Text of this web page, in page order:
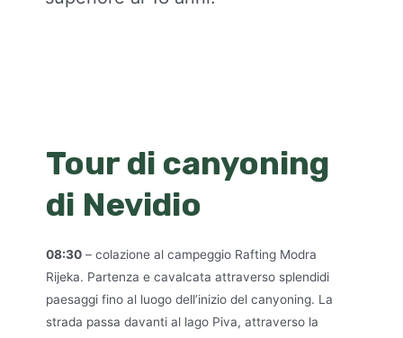
Tour di canyoning
di Nevidio
08:30– colazione al campeggio Rafting Modra
Rijeka. Partenza e cavalcata attraverso splendidi
paesaggi fino al luogo dell’inizio del canyoning. La
strada passa davanti al lago Piva, attraverso la